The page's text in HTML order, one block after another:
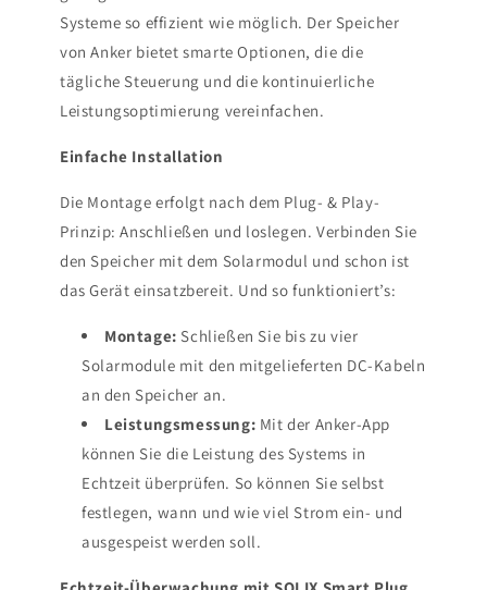
Systeme so effizient wie möglich. Der Speicher
von Anker bietet smarte Optionen, die die
tägliche Steuerung und die kontinuierliche
Leistungsoptimierung vereinfachen.
Einfache Installation
Die Montage erfolgt nach dem Plug- & Play-
Prinzip: Anschließen und loslegen. Verbinden Sie
den Speicher mit dem Solarmodul und schon ist
das Gerät einsatzbereit. Und so funktioniert’s:
Montage: Schließen Sie bis zu vier
Solarmodule mit den mitgelieferten DC-Kabeln
an den Speicher an.
Leistungsmessung: Mit der Anker-App
können Sie die Leistung des Systems in
Echtzeit überprüfen. So können Sie selbst
festlegen, wann und wie viel Strom ein- und
ausgespeist werden soll.